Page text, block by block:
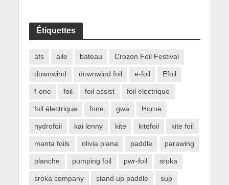
Étiquettes
afs aile bateau Crozon Foil Festival
downwind downwind foil e-foil Efoil
f-one foil foil assist foil electrique
foil électrique fone gwa Horue
hydrofoil kai lenny kite kitefoil kite foil
manta foils olivia piana paddle parawing
planche pumping foil pwr-foil sroka
sroka company stand up paddle sup